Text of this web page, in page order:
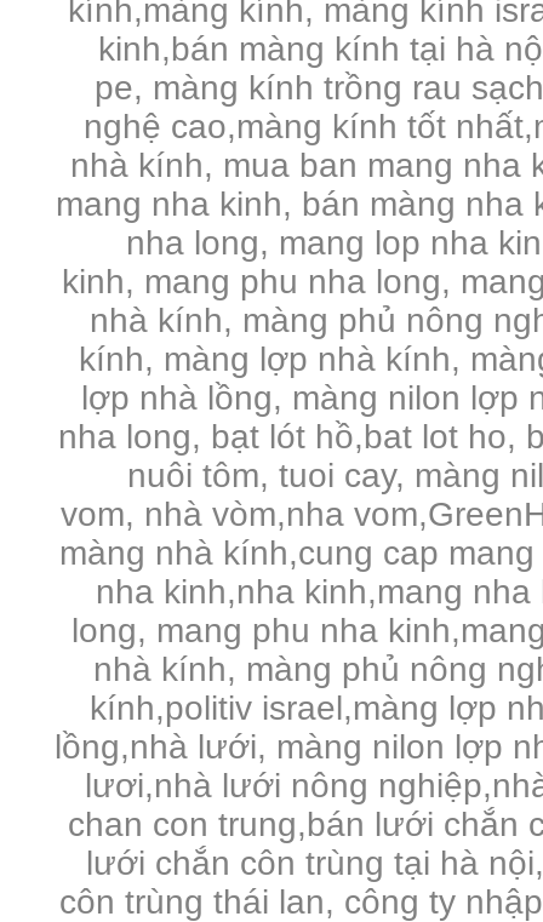
kính,màng kính, màng kính
kinh,bán màng kính tại hà
pe, màng kính trồng rau
nghệ cao,màng kính tốt
nhà kính, mua ban mang nha
mang nha kinh, bán màng nha
nha long, mang lop nha
kinh, mang phu nha long,
nhà kính, màng phủ nông
kính, màng lợp nhà kính,
lợp nhà lồng, màng nilon lợp
nha long, bạt lót hồ,bat lot ho,
nuôi tôm, tuoi cay, màng
vom, nhà vòm,nha
màng nhà kính,cung cap
nha kinh,nha kinh,mang
long, mang phu nha
nhà kính, màng phủ nông
kính,politiv israel,màng lợp
lồng,nhà lưới, màng nilon lợp
lươi,nhà lưới nông
chan con trung,bán lưới chắn
lưới chắn côn trùng tại hà
côn trùng thái lan, công ty